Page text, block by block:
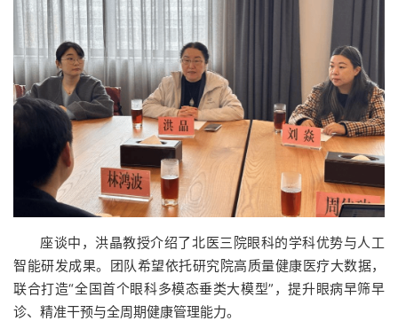
座谈中，洪晶教授介绍了北医三院眼科的学科优势与人工
智能研发成果。团队希望依托研究院高质量健康医疗大数据，
联合打造“全国首个眼科多模态垂类大模型”，提升眼病早筛早
诊、精准干预与全周期健康管理能力。